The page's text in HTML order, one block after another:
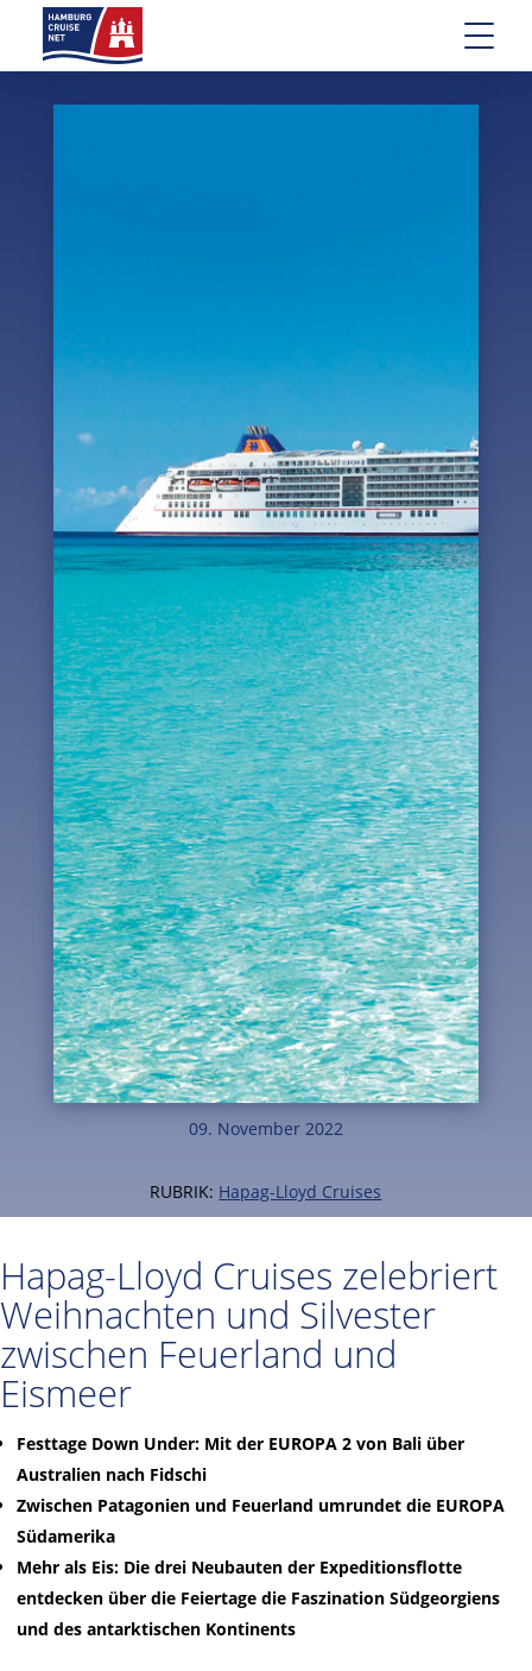
09. November 2022
RUBRIK: Hapag-Lloyd Cruises
Hapag-Lloyd Cruises zelebriert
Weihnachten und Silvester
zwischen Feuerland und
Eismeer
Festtage Down Under: Mit der EUROPA 2 von Bali über
Australien nach Fidschi
Zwischen Patagonien und Feuerland umrundet die EUROPA
Südamerika
Mehr als Eis: Die drei Neubauten der Expeditionsflotte
entdecken über die Feiertage die Faszination Südgeorgiens
und des antarktischen Kontinents